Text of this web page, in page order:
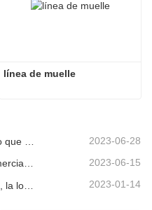
línea de muelle
2023-06-28
Fábrica de cuerdas-Centro comercial integral-Tai an Rope LTD 2023-06-15
2023-01-14